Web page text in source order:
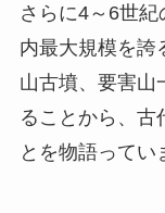
さらに4～6世
内最大規模を誇
山古墳、要害山
ることから、古
とを物語ってい